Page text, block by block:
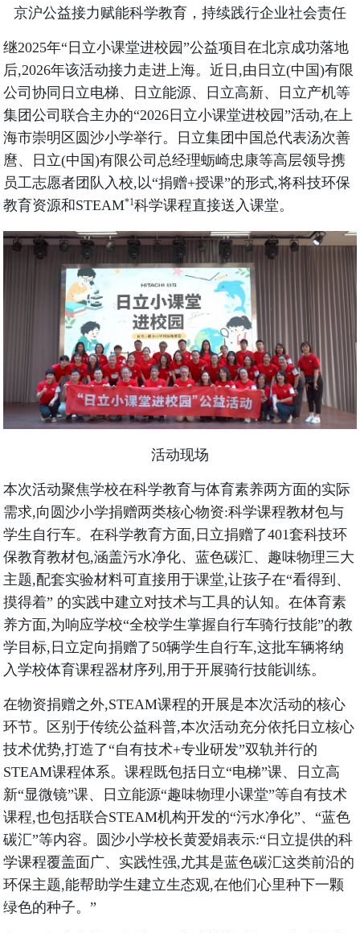
京沪公益接力赋能科学教育，持续践行企业社会责任
继2025年“日立小课堂进校园”公益项目在北京成功落地
后,2026年该活动接力走进上海。近日,由日立(中国)有限
公司协同日立电梯、日立能源、日立高新、日立产机等
集团公司联合主办的“2026日立小课堂进校园”活动,在上
海市崇明区圆沙小学举行。日立集团中国总代表汤次善
麿、日立(中国)有限公司总经理蛎崎忠康等高层领导携
员工志愿者团队入校,以“捐赠+授课”的形式,将科技环保
教育资源和STEAM*1科学课程直接送入课堂。
活动现场
本次活动聚焦学校在科学教育与体育素养两方面的实际
需求,向圆沙小学捐赠两类核心物资:科学课程教材包与
学生自行车。在科学教育方面,日立捐赠了401套科技环
保教育教材包,涵盖污水净化、蓝色碳汇、趣味物理三大
主题,配套实验材料可直接用于课堂,让孩子在“看得到、
摸得着” 的实践中建立对技术与工具的认知。在体育素
养方面,为响应学校“全校学生掌握自行车骑行技能”的教
学目标,日立定向捐赠了50辆学生自行车,这批车辆将纳
入学校体育课程器材序列,用于开展骑行技能训练。
在物资捐赠之外,STEAM课程的开展是本次活动的核心
环节。区别于传统公益科普,本次活动充分依托日立核心
技术优势,打造了“自有技术+专业研发”双轨并行的
STEAM课程体系。课程既包括日立“电梯”课、日立高
新“显微镜”课、日立能源“趣味物理小课堂”等自有技术
课程,也包括联合STEAM机构开发的“污水净化”、“蓝色
碳汇”等内容。圆沙小学校长黄爱娟表示:“日立提供的科
学课程覆盖面广、实践性强,尤其是蓝色碳汇这类前沿的
环保主题,能帮助学生建立生态观,在他们心里种下一颗
绿色的种子。”